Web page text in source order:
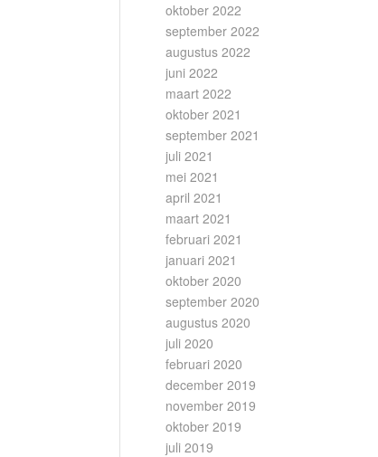
oktober 2022
september 2022
augustus 2022
juni 2022
maart 2022
oktober 2021
september 2021
juli 2021
mei 2021
april 2021
maart 2021
februari 2021
januari 2021
oktober 2020
september 2020
augustus 2020
juli 2020
februari 2020
december 2019
november 2019
oktober 2019
juli 2019